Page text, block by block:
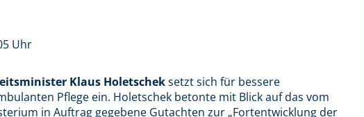
Uhr
Klaus Holetscheksetzt sich für bessere
Pflege ein. Holetschek betonte mit Blick auf das vom
in Auftrag gegebene Gutachten zur „Fortentwicklung der